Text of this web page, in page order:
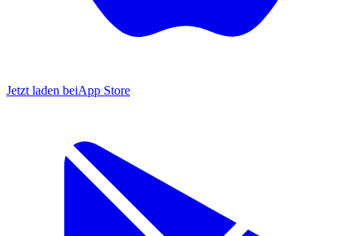
Jetzt laden beiApp Store